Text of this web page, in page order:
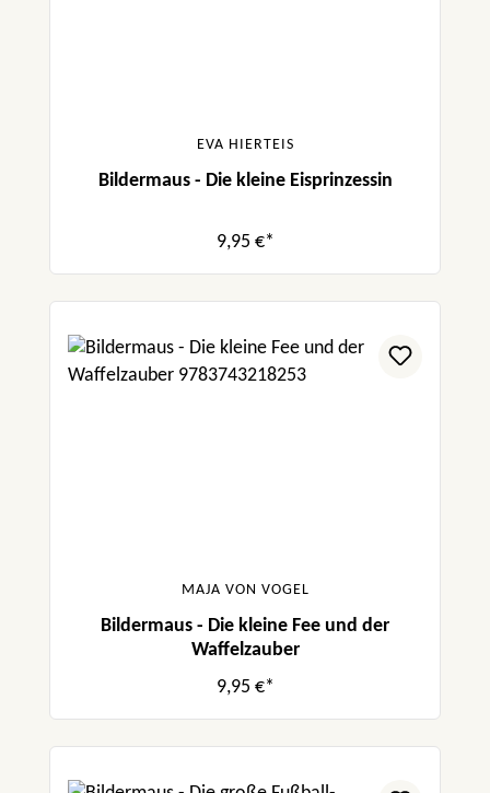
EVA HIERTEIS
Bildermaus - Die kleine Eisprinzessin
9,95 €*
MAJA VON VOGEL
Bildermaus - Die kleine Fee und der
Waffelzauber
9,95 €*